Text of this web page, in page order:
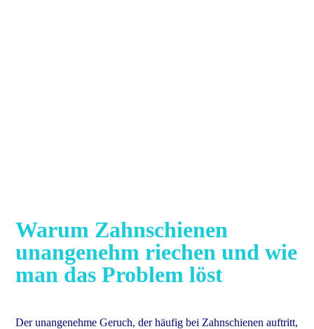
Warum Zahnschienen
unangenehm riechen und wie
man das Problem löst
Der unangenehme Geruch, der häufig bei Zahnschienen auftritt,